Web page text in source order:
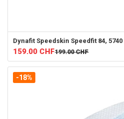
Dynafit Speedskin Speedfit 84,
159.00 CHF199.00 CHF
-18%